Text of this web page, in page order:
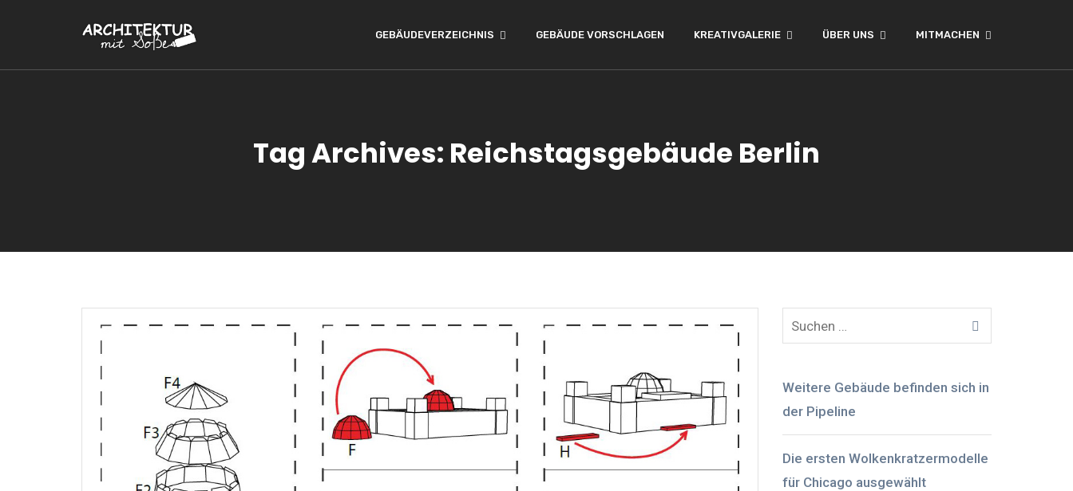
GEBÄUDEVERZEICHNIS GEBÄUDE VORSCHLAGEN KREATIVGALERIE ÜBER UNS MITMACHEN
Tag Archives: Reichstagsgebäude Berlin
Weitere Gebäude befinden sich in
der Pipeline
Die ersten Wolkenkratzermodelle
für Chicago ausgewählt